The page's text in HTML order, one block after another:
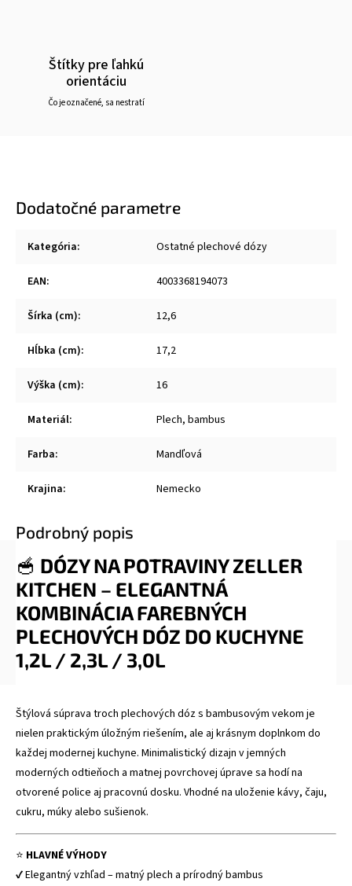
Štítky pre ľahkú
orientáciu
Čo je označené, sa nestratí
Dodatočné parametre
Kategória: Ostatné plechové dózy
EAN: 4003368194073
Šírka (cm): 12,6
Hĺbka (cm): 17,2
Výška (cm): 16
Materiál: Plech, bambus
Farba: Mandľová
Krajina: Nemecko
Podrobný popis
🥣 DÓZY NA POTRAVINY ZELLER
KITCHEN – ELEGANTNÁ
KOMBINÁCIA FAREBNÝCH
PLECHOVÝCH DÓZ DO KUCHYNE
1,2L / 2,3L / 3,0L
Štýlová súprava troch plechových dóz s bambusovým vekom je
nielen praktickým úložným riešením, ale aj krásnym doplnkom do
každej modernej kuchyne. Minimalistický dizajn v jemných
moderných odtieňoch a matnej povrchovej úprave sa hodí na
otvorené police aj pracovnú dosku. Vhodné na uloženie kávy, čaju,
cukru, múky alebo sušienok.
⭐ HLAVNÉ VÝHODY
✔ Elegantný vzhľad – matný plech a prírodný bambus